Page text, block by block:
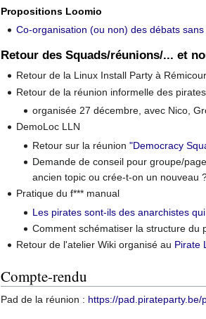
Propositions Loomio
Co-organisation (ou non) des débats
Retour des Squads/réunions/... et
Retour de la Linux Install Party à
Retour de la réunion informelle des
organisée 27 décembre, avec Nico,
DemoLoc LLN
Retour sur la réunion "Democracy
Demande de conseil pour groupe/
ancien topic ou crée-t-on un nouveau
Pratique du f*** manual
Les pirates sont-ils des anarchistes
Comment schématiser la structure du
Retour de l'atelier Wiki organisé au Pirate
Compte-rendu
Pad de la réunion : https://pad.pirateparty.be/